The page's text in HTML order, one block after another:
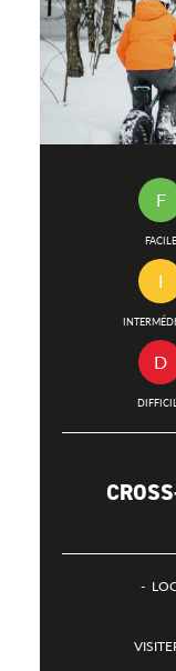
F
FACILE
I
D